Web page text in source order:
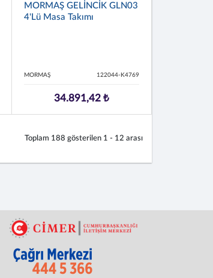
MORMAŞ GELİNCİK GLN03
4'lü Masa Takımı
MORMAŞ 122044-K4769
34.891,42 ₺
Toplam 188 gösterilen 1 - 12 arası